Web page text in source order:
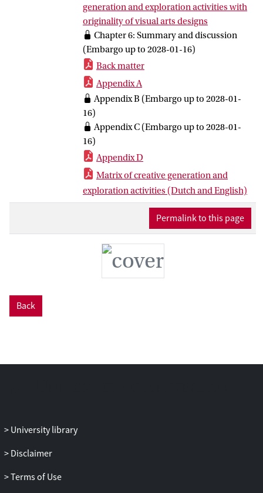
(strategie)instructie van metacognitie. Dat
is geen gebruikelijke aanpak in lessen
beeldende vormgeving en ckv. De
resultaten tonen aan dat deze
onderwijsprogramma's het divergente
denken van leerlingen inderdaad
bevorderden. In deel twee werden drie
processen bestudeerd die de verschillen
in de originaliteit van beeldende
producten zouden kunnen verklaren. De
resultaten lieten zien dat
en visueel exploreren
konden verklaren in de originaliteit van de
beeldende producten. Drie soorten
exploreren -associëren, combinerenen
n - leverden een significante
bijdrage aan de beeldende ontwerpen.
Daarnaast bleek over het algemeen dat
naarmate de afstand van de activiteiten
(tot een stimulus) groter was, des te hoger
generation and exploration activities with
originality of visual arts designs
Chapter 6: Summary and discussion
(Embargo up to 2028-01-16)
Back matter
Appendix A
Appendix B (Embargo up to 2028-01-
16)
Appendix C (Embargo up to 2028-01-
16)
Appendix D
Matrix of creative generation and
exploration activities (Dutch and English)
Permalink to this page
Back
University library
Disclaimer
Terms of Use